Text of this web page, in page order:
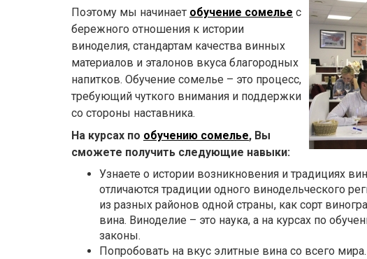
Поэтому мы начинает обучение сомелье с
бережного отношения к истории
виноделия, стандартам качества винных
материалов и эталонов вкуса благородных
напитков. Обучение сомелье – это процесс,
требующий чуткого внимания и поддержки
со стороны наставника.
На курсах по обучению сомелье, Вы
сможете получить следующие навыки:
Узнаете о истории возникновения и традициях
отличаются традиции одного винодельческого
из разных районов одной страны, как сорт
вина. Виноделие – это наука, а на курсах по
законы.
Попробовать на вкус элитные вина со всего